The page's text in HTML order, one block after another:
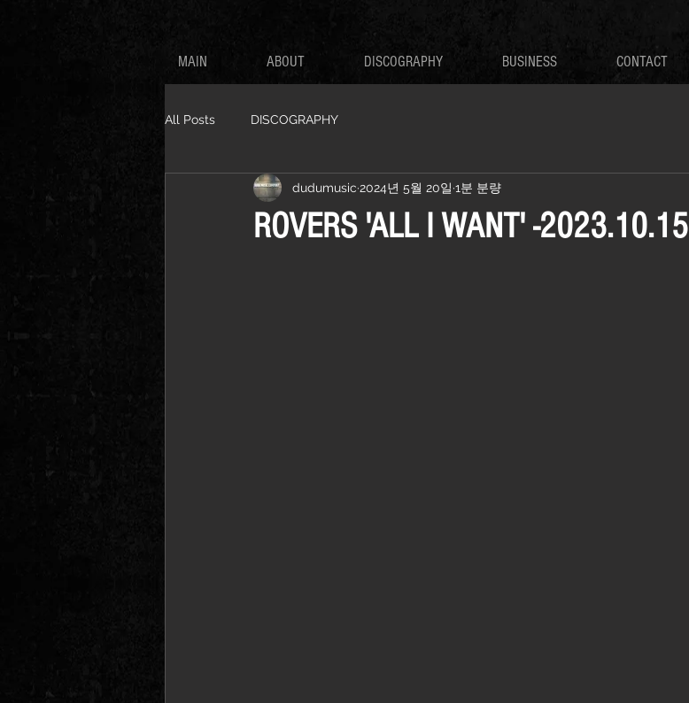
MAIN ABOUT DISCOGRAPHY BUSINESS CONTACT
All Posts DISCOGRAPHY
ROVERS 'ALL I WANT' -2023.10.15
dudumusic 2024년 5월 20일 1분 분량